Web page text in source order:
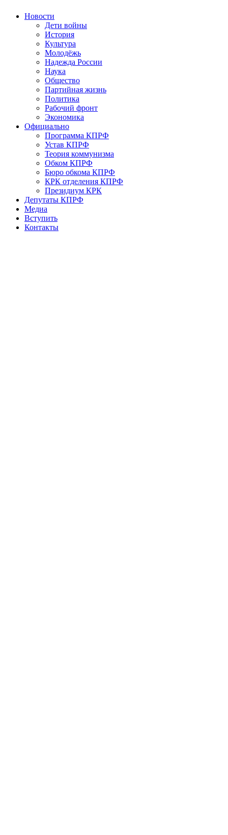
Новости
Дети войны
История
Культура
Молодёжь
Надежда России
Наука
Общество
Партийная жизнь
Политика
Рабочий фронт
Экономика
Официально
Программа КПРФ
Устав КПРФ
Теория коммунизма
Обком КПРФ
Бюро обкома КПРФ
КРК отделения КПРФ
Президиум КРК
Депутаты КПРФ
Медиа
Вступить
Контакты